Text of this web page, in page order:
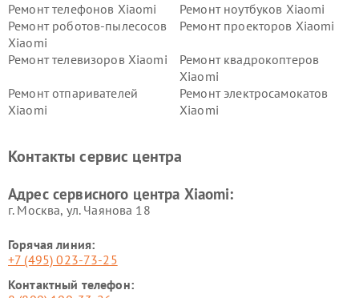
Ремонт телефонов Xiaomi
Ремонт ноутбуков Xiaomi
Ремонт роботов-пылесосов
Xiaomi
Ремонт проекторов Xiaomi
Ремонт телевизоров Xiaomi
Ремонт квадрокоптеров
Xiaomi
Ремонт отпаривателей
Xiaomi
Ремонт электросамокатов
Xiaomi
Ремонт стиральных машин
Ремонт смарт-часов Xiaomi
Контакты сервис центра
Адрес сервисного центра Xiaomi:
г. Москва, ул. Чаянова 18
Горячая линия:
+7 (495) 023-73-25
Контактный телефон: